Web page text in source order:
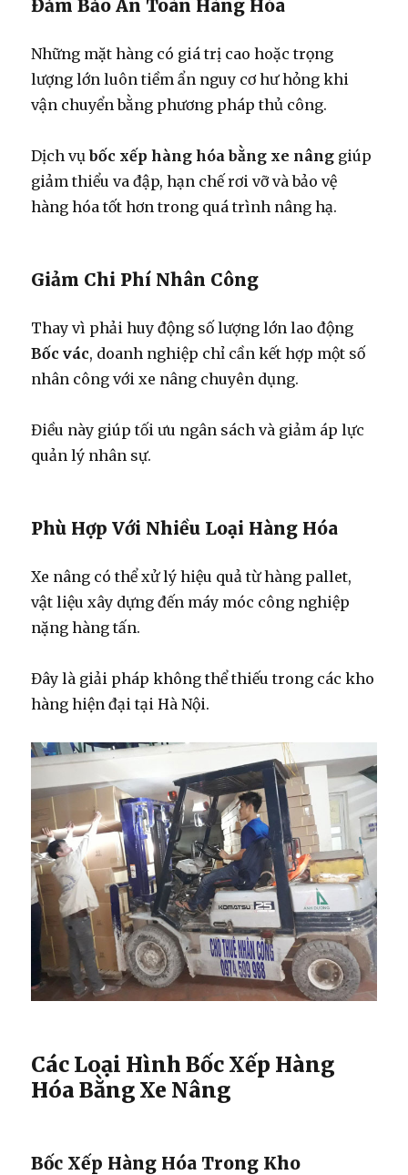
Đảm Bảo An Toàn Hàng Hóa
Những mặt hàng có giá trị cao hoặc trọng
lượng lớn luôn tiềm ẩn nguy cơ hư hỏng khi
vận chuyển bằng phương pháp thủ công.
Dịch vụbốc xếp hàng hóa bằng xe nâng giúp
giảm thiểu va đập, hạn chế rơi vỡ và bảo vệ
hàng hóa tốt hơn trong quá trình nâng hạ.
Giảm Chi Phí Nhân Công
Thay vì phải huy động số lượng lớn lao động
Bốc vác, doanh nghiệp chỉ cần kết hợp một số
nhân công với xe nâng chuyên dụng.
Điều này giúp tối ưu ngân sách và giảm áp lực
quản lý nhân sự.
Phù Hợp Với Nhiều Loại Hàng Hóa
Xe nâng có thể xử lý hiệu quả từ hàng pallet,
vật liệu xây dựng đến máy móc công nghiệp
nặng hàng tấn.
Đây là giải pháp không thể thiếu trong các kho
hàng hiện đại tại Hà Nội.
Các Loại Hình Bốc Xếp Hàng
Hóa Bằng Xe Nâng
Bốc Xếp Hàng Hóa Trong Kho